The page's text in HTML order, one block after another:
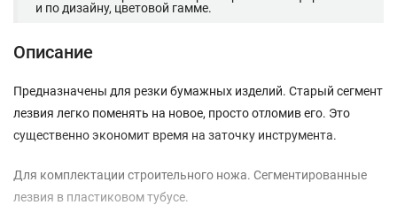
и по дизайну, цветовой гамме.
Описание
Предназначены для резки бумажных изделий. Старый сегмент
лезвия легко поменять на новое, просто отломив его. Это
существенно экономит время на заточку инструмента.
Для комплектации строительного ножа. Сегментированные
лезвия в пластиковом тубусе.